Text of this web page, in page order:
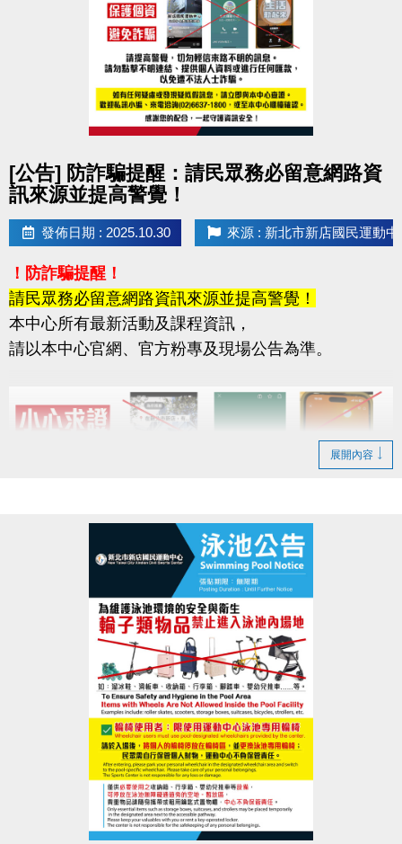
[公告] 防詐騙提醒：請民眾務必留意網路資
訊來源並提高警覺！
發佈日期 : 2025.10.30 來源 : 新北市新店國民運動中
！防詐騙提醒！
請民眾務必留意網路資訊來源並提高警覺！
本中心所有最新活動及課程資訊，
請以本中心官網、官方粉專及現場公告為準。
請提高警覺，切勿輕信來路不明的訊息。
請勿點擊不明連結、提供個人資料或進行任何匯款，
以免遭不法人士詐騙。
如有任何疑慮或發現疑似假訊息，請立即與本中心查
歡迎私訊小編、來電洽詢(02)6637-1800，或至本中心
感謝您的配合，一起守護資訊安全！
展開內容